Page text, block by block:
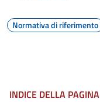
Normativa di riferimento
INDICE DELLA PAGINA